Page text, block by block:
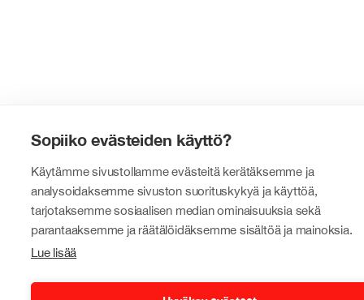
Sopiiko evästeiden käyttö?
Käytämme sivustollamme evästeitä kerätäksemme ja
analysoidaksemme sivuston suorituskykyä ja käyttöä,
tarjotaksemme sosiaalisen median ominaisuuksia sekä
parantaaksemme ja räätälöidäksemme sisältöä ja mainoksia.
Lue lisää